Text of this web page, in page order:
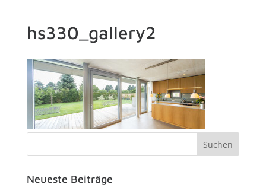
hs330_gallery2
Neueste Beiträge